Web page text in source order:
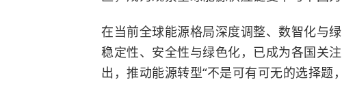
在当前全球能源格局深度调整、数智化与
稳定性、安全性与绿色化，已成为各国关
出，推动能源转型“不是可有可无的选择题